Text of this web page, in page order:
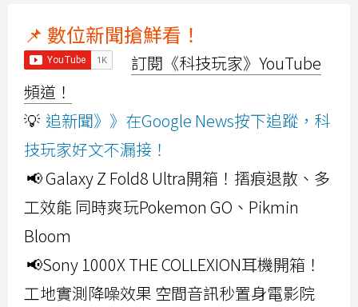
📌 數位新聞搶鮮看！
訂閱《科技玩家》YouTube
頻道！
💡 追新聞》》在Google News按下追蹤，科
技玩家好文不漏接！
📢 Galaxy Z Fold8 Ultra開箱！摺痕退散、多
工效能 同時爽玩Pokemon GO、Pikmin
Bloom
📢Sony 1000X THE COLLEXION耳機開箱！
工地實測降噪效果 空間音訊秒置身電影院